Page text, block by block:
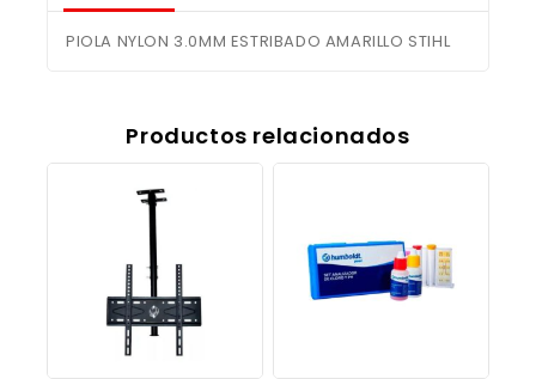
PIOLA NYLON 3.0MM ESTRIBADO AMARILLO STIHL
Productos relacionados